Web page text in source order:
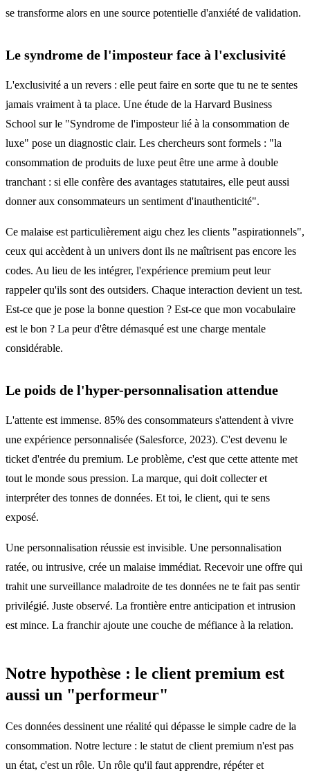
se transforme alors en une source potentielle d'anxiété de validation.
Le syndrome de l'imposteur face à l'exclusivité
L'exclusivité a un revers : elle peut faire en sorte que tu ne te sentes
jamais vraiment à ta place. Une étude de la Harvard Business
School sur le "Syndrome de l'imposteur lié à la consommation de
luxe" pose un diagnostic clair. Les chercheurs sont formels : "la
consommation de produits de luxe peut être une arme à double
tranchant : si elle confère des avantages statutaires, elle peut aussi
donner aux consommateurs un sentiment d'inauthenticité".
Ce malaise est particulièrement aigu chez les clients "aspirationnels",
ceux qui accèdent à un univers dont ils ne maîtrisent pas encore les
codes. Au lieu de les intégrer, l'expérience premium peut leur
rappeler qu'ils sont des outsiders. Chaque interaction devient un test.
Est-ce que je pose la bonne question ? Est-ce que mon vocabulaire
est le bon ? La peur d'être démasqué est une charge mentale
considérable.
Le poids de l'hyper-personnalisation attendue
L'attente est immense. 85% des consommateurs s'attendent à vivre
une expérience personnalisée (Salesforce, 2023). C'est devenu le
ticket d'entrée du premium. Le problème, c'est que cette attente met
tout le monde sous pression. La marque, qui doit collecter et
interpréter des tonnes de données. Et toi, le client, qui te sens
exposé.
Une personnalisation réussie est invisible. Une personnalisation
ratée, ou intrusive, crée un malaise immédiat. Recevoir une offre qui
trahit une surveillance maladroite de tes données ne te fait pas sentir
privilégié. Juste observé. La frontière entre anticipation et intrusion
est mince. La franchir ajoute une couche de méfiance à la relation.
Notre hypothèse : le client premium est
aussi un "performeur"
Ces données dessinent une réalité qui dépasse le simple cadre de la
consommation. Notre lecture : le statut de client premium n'est pas
un état, c'est un rôle. Un rôle qu'il faut apprendre, répéter et